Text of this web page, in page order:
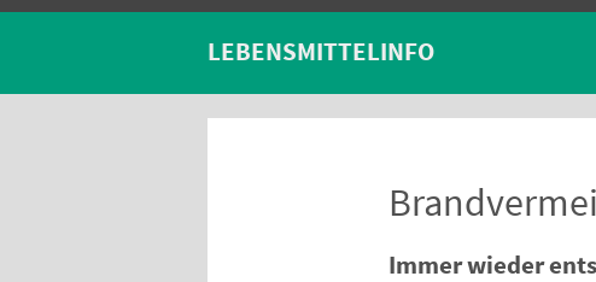
LEBENSMITTELINFO
Immer wieder